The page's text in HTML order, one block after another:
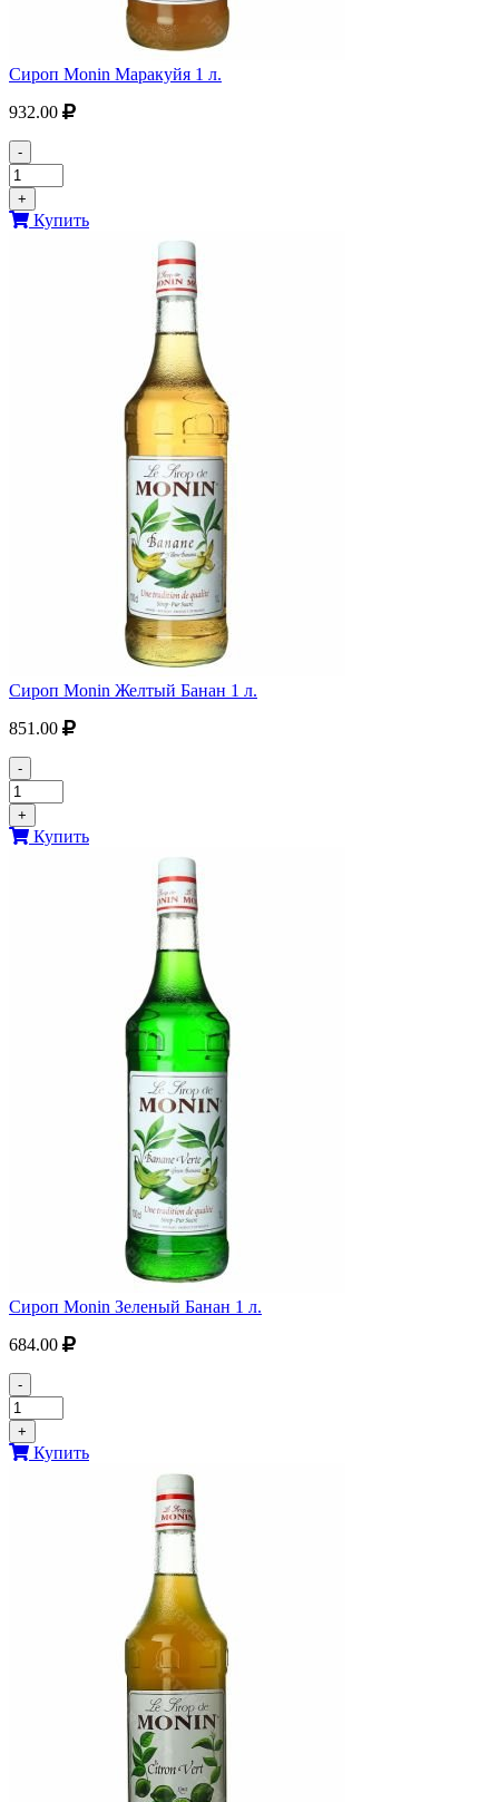
Сироп Monin Маракуйя 1 л.
932.00
-
+
Купить
Сироп Monin Желтый Банан 1 л.
851.00
-
+
Купить
Сироп Monin Зеленый Банан 1 л.
684.00
-
+
Купить